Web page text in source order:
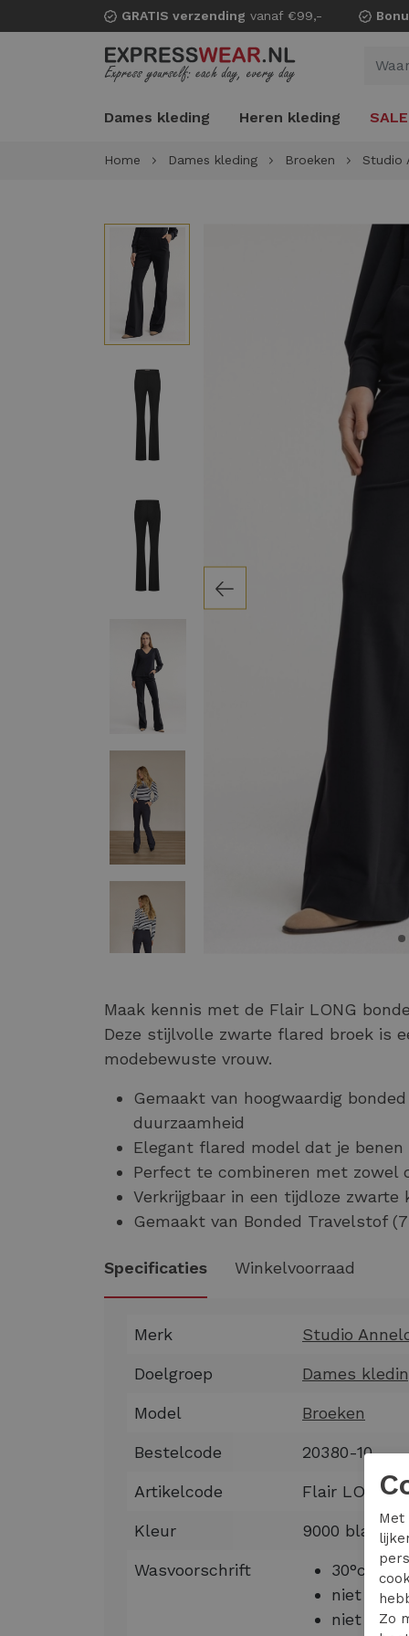
GRATIS verzending vanaf €99,-
Dames kleding Heren kleding SALE
Home Dames kleding Broeken Studio
Maak kennis met de Flair LONG
Deze stijlvolle zwarte flared broek is
modebewuste vrouw.
Gemaakt van hoogwaardig
duurzaamheid
Elegant flared model dat je
Perfect te combineren met zowel
Verkrijgbaar in een tijdloze zwarte
Gemaakt van Bonded Travelstof
Specificaties Winkelvoorraad
Merk Studio
Doelgroep Dames
Model Broeken
Bestelcode 20380-10
Artikelcode Flair LONG
Kleur 9000 black
Wasvoorschrift
30°c
niet
niet in
Met
Zo